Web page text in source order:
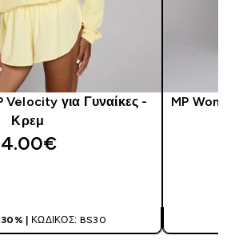
Velocity για Γυναίκες -
Κρεμ
| ΚΩΔΙΚΌΣ: BS30
MP